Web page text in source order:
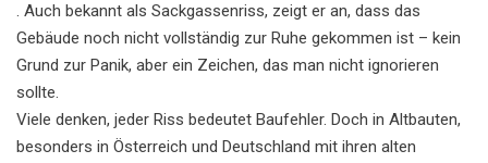
. Auch bekannt als Sackgassenriss, zeigt er an, dass das
Gebäude noch nicht vollständig zur Ruhe gekommen ist – kein
Grund zur Panik, aber ein Zeichen, das man nicht ignorieren
sollte.
Viele denken, jeder Riss bedeutet Baufehler. Doch in Altbauten,
besonders in Österreich und Deutschland mit ihren alten